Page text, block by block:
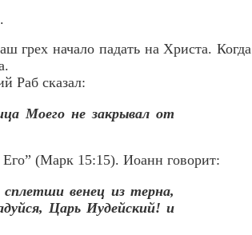
грех начало падать на Христа. Когда
Раб сказал:
Моего не закрывал от
(Марк 15:15). Иоанн говорит:
венец из терна,
Царь Иудейский! и